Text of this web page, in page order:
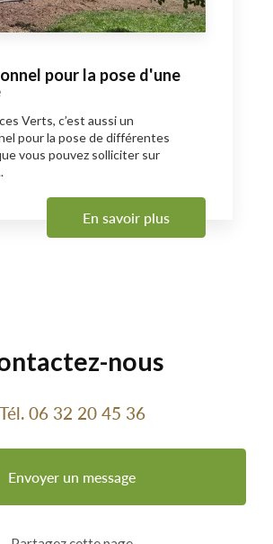
pour la pose d'une
Verts, c’est aussi un
pour la pose de différentes
vous pouvez solliciter sur
En savoir plus
nous
Tél. 06 32 20 45 36
Envoyer un message